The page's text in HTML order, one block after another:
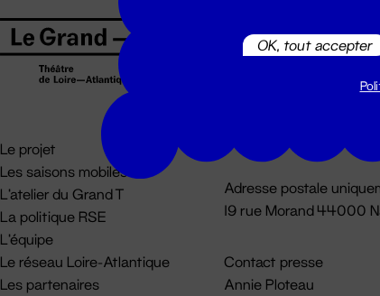
Le projet
Les saisons mobiles
L'atelier du Grand T
La politique RSE
L'équipe
Le réseau Loire-Atlantique
Les partenaires
02 51 88 25 25
Du lundi au vendredi
Adresse postale
19 rue Morand 44000
Contact presse
Annie Ploteau
OK, tout accepter